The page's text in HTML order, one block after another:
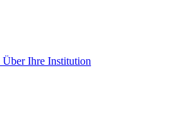
Über Ihre Institution